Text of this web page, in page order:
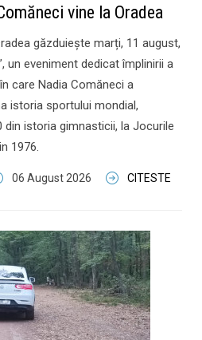
vine la Oradea
găzduiește marți, 11 august,
un eveniment dedicat împlinirii a
care Nadia Comăneci a
istoria sportului mondial,
istoria gimnasticii, la Jocurile
1976.
06 August 2026 CITESTE